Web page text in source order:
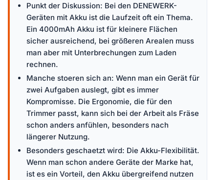
Punkt der Diskussion: Bei den DENEWERK-
Geräten mit Akku ist die Laufzeit oft ein Thema.
Ein 4000mAh Akku ist für kleinere Flächen
sicher ausreichend, bei größeren Arealen muss
man aber mit Unterbrechungen zum Laden
rechnen.
Manche stoeren sich an: Wenn man ein Gerät für
zwei Aufgaben auslegt, gibt es immer
Kompromisse. Die Ergonomie, die für den
Trimmer passt, kann sich bei der Arbeit als Fräse
schon anders anfühlen, besonders nach
längerer Nutzung.
Besonders geschaetzt wird: Die Akku-Flexibilität.
Wenn man schon andere Geräte der Marke hat,
ist es ein Vorteil, den Akku übergreifend nutzen